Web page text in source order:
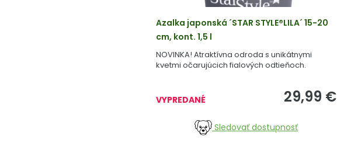
Azalka japonská ´STAR STYLE®LILA´ 15-20
cm, kont. 1,5 l
NOVINKA! Atraktívna odroda s unikátnymi
kvetmi očarujúcich fialových odtieňoch.
VYPREDANÉ 29,99 €
Sledovať dostupnosť